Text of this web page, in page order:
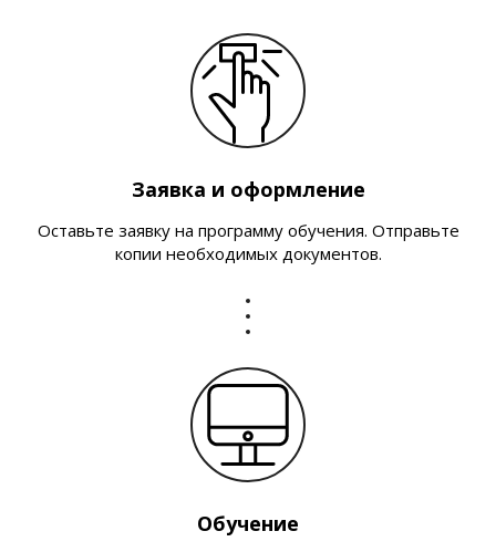
Заявка и оформление
Оставьте заявку на программу обучения. Отправьте
копии необходимых документов.
Обучение